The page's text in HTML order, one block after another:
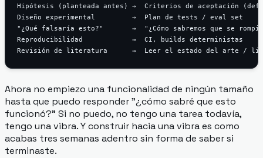
Hipótesis (planteada antes) →  Criterios de aceptación
Diseño experimental         →  Plan de tests / eval set
"¿Qué falsaría esto?"       →  "¿Cómo sabremos que se
Reproducibilidad            →  CI, builds deterministas
Ahora no empiezo una funcionalidad de ningún tamaño
hasta que puedo responder "¿cómo sabré que esto
funcionó?" Si no puedo, no tengo una tarea todavía,
tengo una vibra. Y construir hacia una vibra es como
acabas tres semanas adentro sin forma de saber si
terminaste.